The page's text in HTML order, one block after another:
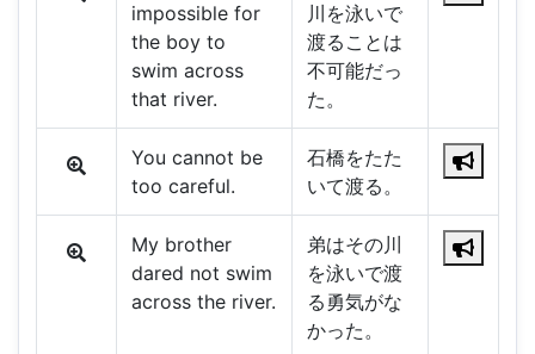
impossible for
the boy to
swim across
that river.
川を泳いで
渡ることは
不可能だっ
た。
You cannot be
too careful.
石橋をたた
いて渡る。
My brother
dared not swim
across the river.
弟はその川
を泳いで渡
る勇気がな
かった。